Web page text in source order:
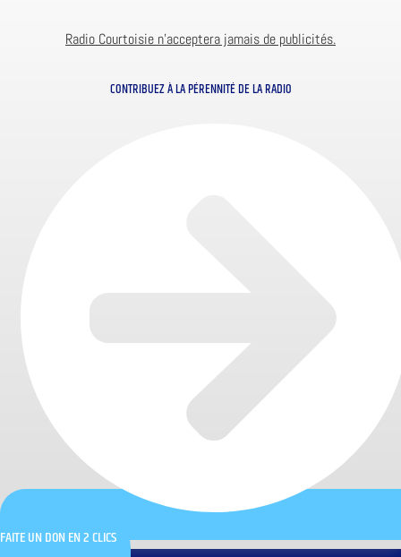
Radio Courtoisie n’acceptera jamais de publicités.
CONTRIBUEZ À LA PÉRENNITÉ DE LA RADIO
FAITE UN DON EN 2 CLICS